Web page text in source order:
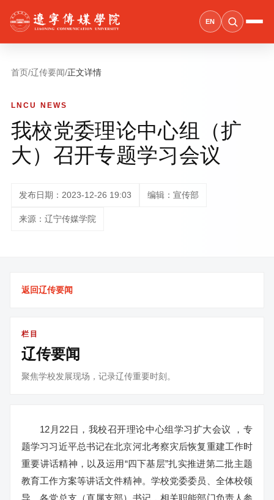
EN
首页/辽传要闻/正文详情
LNCU NEWS
我校党委理论中心组（扩
大）召开专题学习会议
发布日期：2023-12-26 19:03 编辑：宣传部
来源：辽宁传媒学院
返回辽传要闻
栏目
辽传要闻
聚焦学校发展现场，记录辽传重要时刻。
12月22日，我校召开理论中心组学习扩大会议 ，专
题学习习近平总书记在北京河北考察灾后恢复重建工作时
重要讲话精神，以及运用“四下基层”扎实推进第二批主题
教育工作方案等讲话文件精神。学校党委委员、全体校领
导、各党总支（直属支部）书记，相关职能部门负责人参